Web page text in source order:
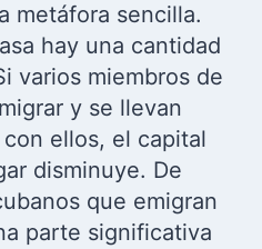
metáfora sencilla.
hay una cantidad
varios miembros de
y se llevan
ellos, el capital
disminuye. De
que emigran
parte significativa